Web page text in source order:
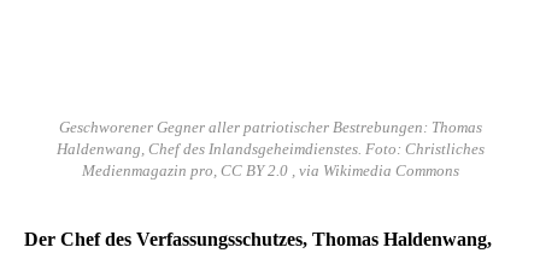
Geschworener Gegner aller patriotischer Bestrebungen: Thomas
Haldenwang, Chef des Inlandsgeheimdienstes. Foto: Christliches
Medienmagazin pro, CC BY 2.0 , via Wikimedia Commons
Der Chef des Verfassungsschutzes, Thomas Haldenwang,